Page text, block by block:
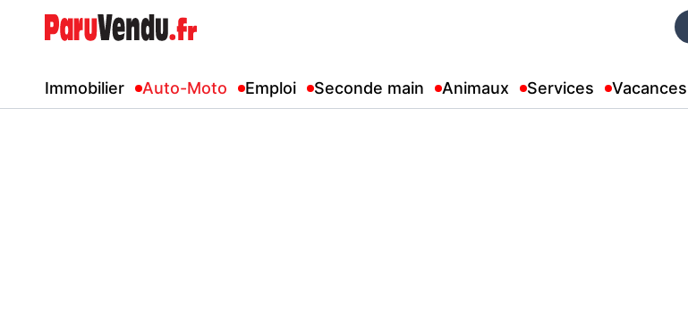
Immobilier Auto-Moto Emploi Seconde main Animaux Services Vacances